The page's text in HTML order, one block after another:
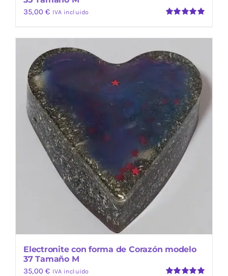
5
35,00€ IVA incluido
Electronite con forma de Corazón modelo
37 Tamaño M
35,00€ IVA incluido